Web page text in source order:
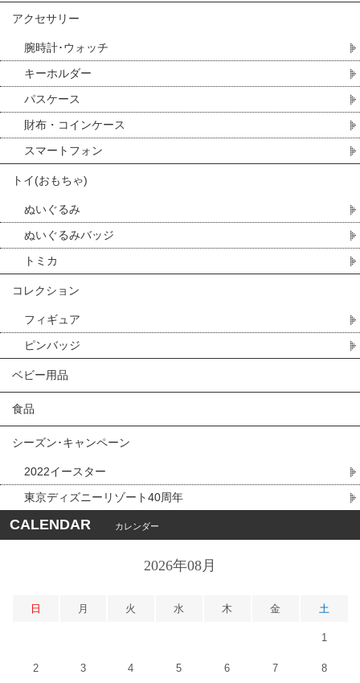
アクセサリー
腕時計･ウォッチ
キーホルダー
パスケース
財布・コインケース
スマートフォン
トイ(おもちゃ)
ぬいぐるみ
ぬいぐるみバッジ
トミカ
コレクション
フィギュア
ピンバッジ
ベビー用品
食品
シーズン･キャンペーン
2022イースター
東京ディズニーリゾート40周年
CALENDAR カレンダー
2026年08月
日 月 火 水 木 金 土
1
2 3 4 5 6 7 8